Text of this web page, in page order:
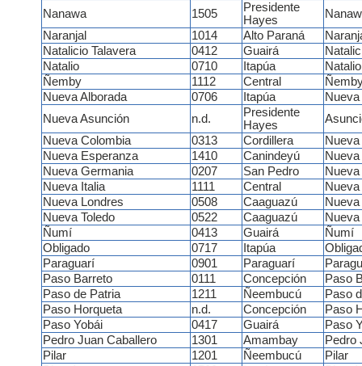
Nanawa
1505
Presidente
Hayes
Naranjal
1014 Alto Paraná
Natalicio Talavera
0412 Guairá
Natalio
0710 Itapúa
Natalio
Ñemby
1112 Central
Nueva Alborada
0706 Itapúa
Nueva Asunción
n.d.
Presidente
Hayes
Nueva Colombia
0313 Cordillera
Nueva Esperanza
1410 Canindeyú
Nueva Germania
0207 San Pedro
Nueva Italia
1111 Central
Nueva
Nueva Londres
0508 Caaguazú
Nueva Toledo
0522 Caaguazú
Nueva
Ñumí
0413 Guairá
Ñumí
Obligado
0717 Itapúa
Paraguarí
0901 Paraguarí
Paso Barreto
0111 Concepción
Paso
Paso de Patria
1211 Ñeembucú
Paso
Paso Horqueta
n.d. Concepción
Paso
Paso Yobái
0417 Guairá
Paso
Pedro Juan Caballero
1301 Amambay
Pedro
Pilar
1201 Ñeembucú
Pilar